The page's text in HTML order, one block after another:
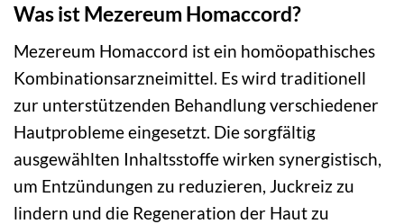
Was ist Mezereum Homaccord?
Mezereum Homaccord ist ein homöopathisches
Kombinationsarzneimittel. Es wird traditionell
zur unterstützenden Behandlung verschiedener
Hautprobleme eingesetzt. Die sorgfältig
ausgewählten Inhaltsstoffe wirken synergistisch,
um Entzündungen zu reduzieren, Juckreiz zu
lindern und die Regeneration der Haut zu